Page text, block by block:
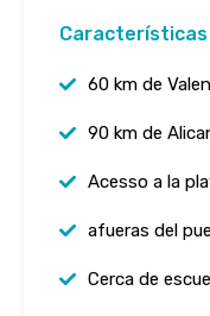
Características
60 km de
90 km de
Acesso a la
afueras del
Cerca de